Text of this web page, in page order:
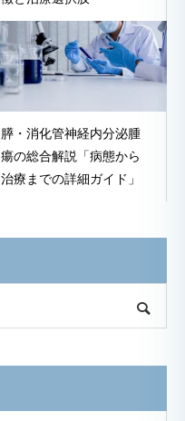
膵・消化管神経内分泌腫
瘍の総合解説「病態から
治療までの詳細ガイド」